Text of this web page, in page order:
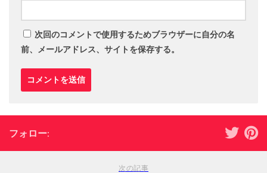
次回のコメントで使用するためブラウザーに自分の名
前、メールアドレス、サイトを保存する。
フォロー:
次の記事